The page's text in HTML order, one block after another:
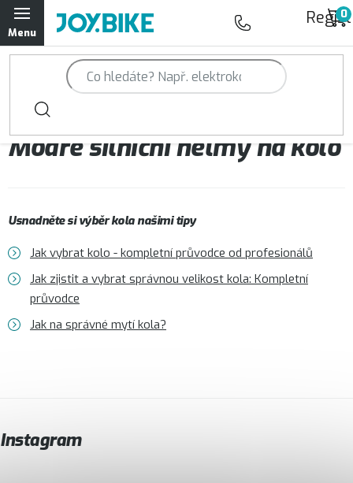
Přejít
na
obsah
Trailová kola Qayron
Horská kola Qayron
Dámská horská kola Qayron
Doplňky a oblečení Qayron
Kontakt Servisní a výdejní místa
Modré silniční helmy na kolo
Usnadněte si výběr kola našimi tipy
Jak vybrat kolo - kompletní průvodce od profesionálů
Jak zjistit a vybrat správnou velikost kola: Kompletní
průvodce
Jak na správné mytí kola?
Instagram